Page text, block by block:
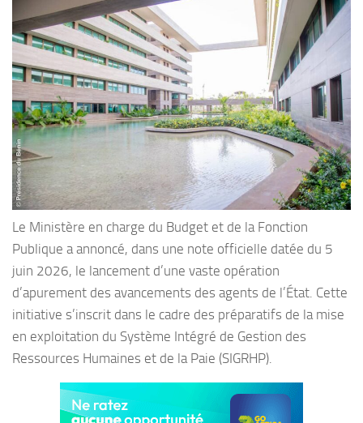
Le Ministère en charge du Budget et de la Fonction
Publique a annoncé, dans une note officielle datée du 5
juin 2026, le lancement d’une vaste opération
d’apurement des avancements des agents de l’État. Cette
initiative s’inscrit dans le cadre des préparatifs de la mise
en exploitation du Système Intégré de Gestion des
Ressources Humaines et de la Paie (SIGRHP).